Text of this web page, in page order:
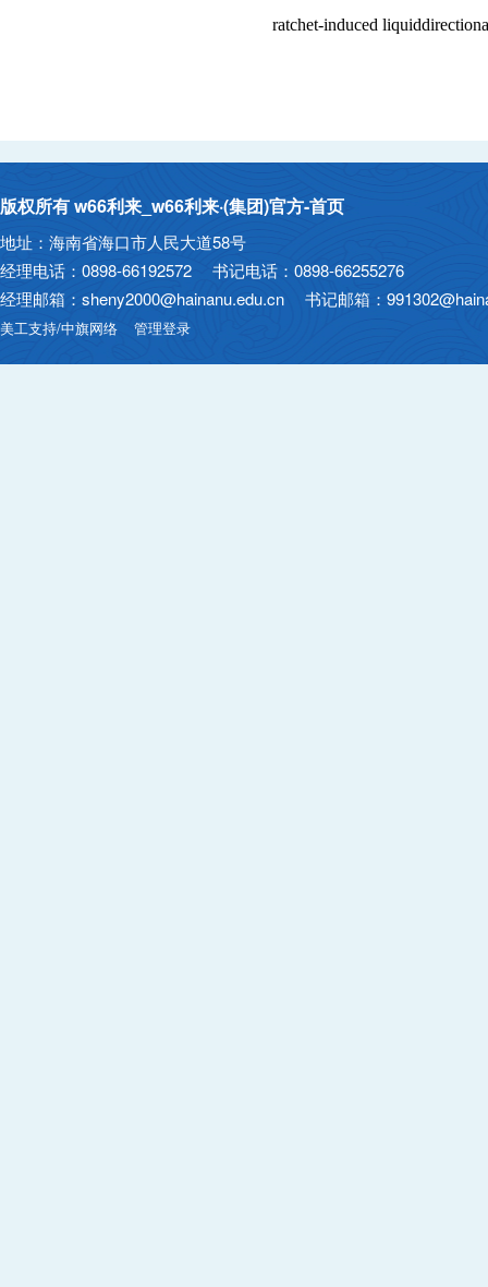
ratchet-induced
版权所有 w66利来_w66利来·(集团)官方-首页
地址：海南省海口市人民大道58号
经理电话：0898-66192572 书记电话：0898-66255276
经理邮箱：sheny2000@hainanu.edu.cn 书记邮箱：
美工支持/中旗网络 管理登录